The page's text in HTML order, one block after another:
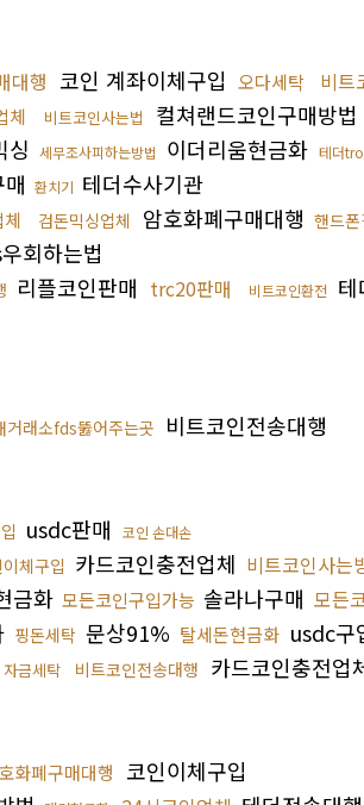
대행 코인 계좌이체구입 오다세탁 비트
체 비트코인사는법 컬쳐랜드코인구매방법
싱 세무조사피하는방법 이더리움현금화 테더
환치기 테더수사기관
검돈믹싱업체 암호화폐구매대행 핸드
회하는법
리플코인판매 trc20판매 비트코인환전
거래소fds뚫어주는곳 비트코인전송대행
usdc판매 코인 손대손
체구입 카드코인충전업체 비트코인사는
금화 모든코인구입가능 솔라나구매 모든
핑돈세탁 문상91% 탈세돈현금화 usdc구
자금세탁 비트코인전송대행 카드코인충전업
화폐구매대행 코인이체구입